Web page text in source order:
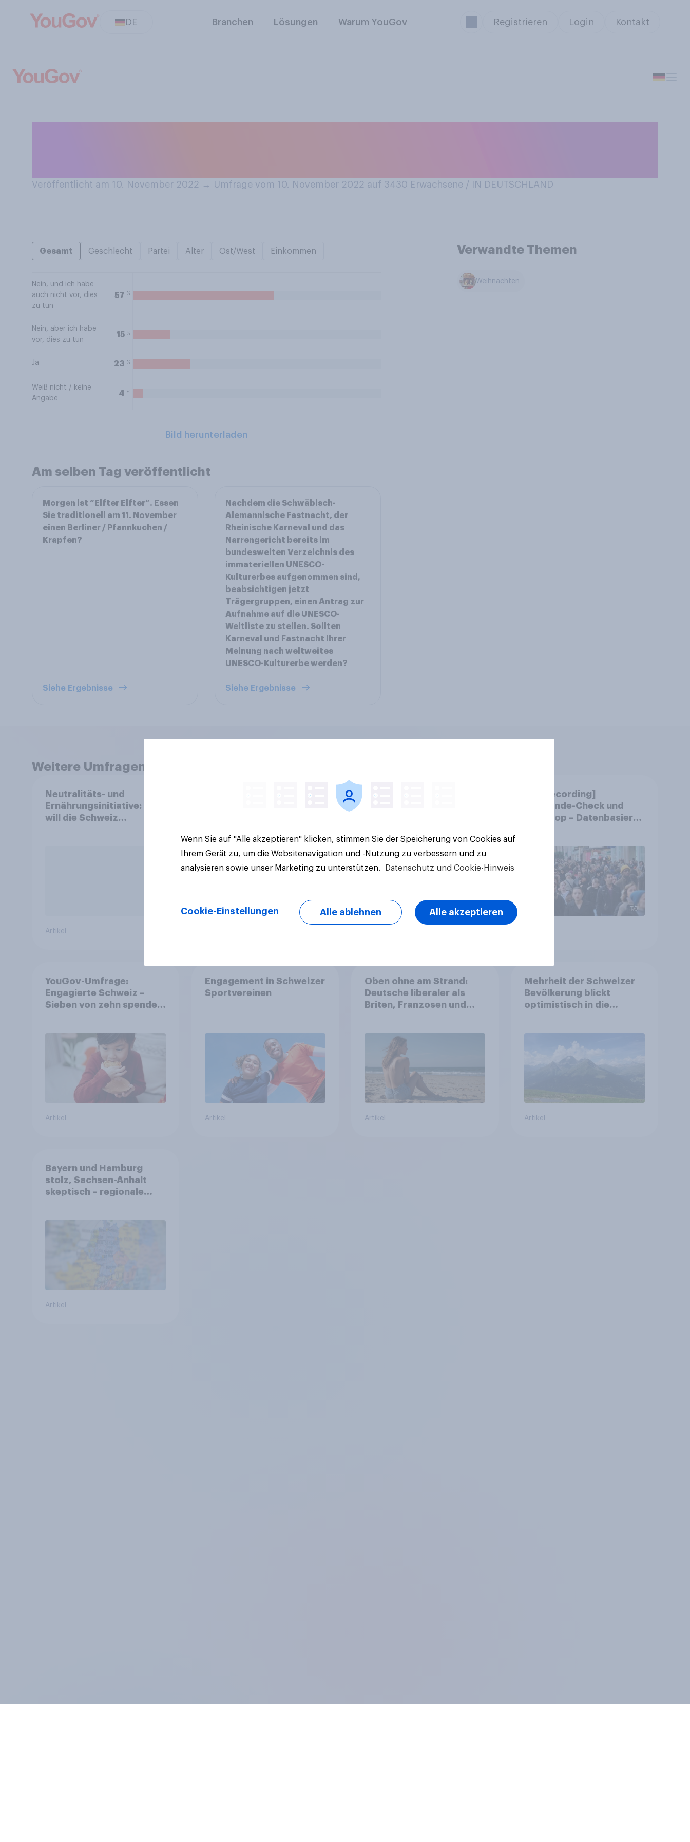
DE Branchen Lösungen Warum YouGov Registrieren Login Kontakt
Veröffentlicht am 10. November 2022 → Umfrage vom 10. November 2022 auf 3430 Erwachsene / IN DEUTSCHLAND
Gesamt Geschlecht Partei Alter Ost/West Einkommen
Nein, und ich habe
auch nicht vor, dies
zu tun
57 %
Nein, aber ich habe
vor, dies zu tun
15 %
Ja 23 %
Weiß nicht / keine
Angabe
4 %
Bild herunterladen
Verwandte Themen
Weihnachten
Am selben Tag veröffentlicht
Morgen ist “Elfter Elfter”. Essen
Sie traditionell am 11. November
einen Berliner / Pfannkuchen /
Krapfen?
Siehe Ergebnisse
Nachdem die Schwäbisch-
Alemannische Fastnacht, der
Rheinische Karneval und das
Narrengericht bereits im
bundesweiten Verzeichnis des
immateriellen UNESCO-
Kulturerbes aufgenommen sind,
beabsichtigen jetzt
Trägergruppen, einen Antrag zur
Aufnahme auf die UNESCO-
Weltliste zu stellen. Sollten
Karneval und Fastnacht Ihrer
Meinung nach weltweites
UNESCO-Kulturerbe werden?
Siehe Ergebnisse
Weitere Umfragen anzeigen
Neutralitäts- und
Ernährungsinitiative: Wie
will die Schweiz
Artikel
Marken im Pride-Check
Finanz-Talk: Mit wem
[CH Recording]
Gemeinde-Check und
StratPop – Datenbasierte
YouGov-Umfrage:
Engagierte Schweiz –
Sieben von zehn spenden,
Artikel
Engagement in Schweizer
Sportvereinen
Artikel
Oben ohne am Strand:
Deutsche liberaler als
Briten, Franzosen und
Artikel
Mehrheit der Schweizer
Bevölkerung blickt
optimistisch in die
Gesundheitswesen und
Altersvorsorge
Artikel
Bayern und Hamburg
stolz, Sachsen-Anhalt
skeptisch – regionale
Europa im Osten am
Artikel
Wenn Sie auf "Alle akzeptieren" klicken, stimmen Sie der Speicherung von Cookies auf
Ihrem Gerät zu, um die Websitenavigation und -Nutzung zu verbessern und zu
analysieren sowie unser Marketing zu unterstützen.
Datenschutz und Cookie-Hinweis
Cookie-Einstellungen Alle ablehnen Alle akzeptieren